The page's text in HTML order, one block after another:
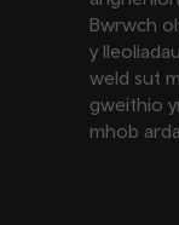
Bwrwch
y
weld sut
gweithio
mhob